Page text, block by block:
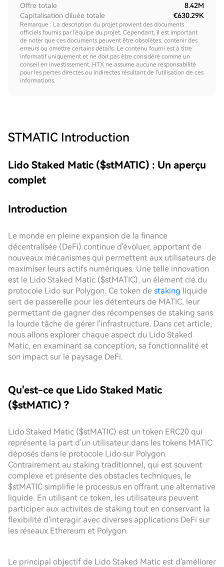
Offre totale
8.42M
Capitalisation diluée totale
€630.29K
Remarque : La description du projet provient des documents
officiels fournis par l'équipe du projet. Cependant, il est important
de noter que ces documents peuvent être obsolètes, contenir des
erreurs ou omettre certains détails. Le contenu fourni est à titre
informatif uniquement et ne doit pas être considéré comme un
conseil en investissement. HTX ne assume aucune responsabilité
pour les pertes directes ou indirectes résultant de l'utilisation de ces
informations.
STMATIC Introduction
Lido Staked Matic ($stMATIC) : Un aperçu
complet
Introduction
Le monde en pleine expansion de la finance
décentralisée (DeFi) continue d'évoluer, apportant de
nouveaux mécanismes qui permettent aux utilisateurs de
maximiser leurs actifs numériques. Une telle innovation
est le Lido Staked Matic ($stMATIC), un élément clé du
protocole Lido sur Polygon. Ce token de staking liquide
sert de passerelle pour les détenteurs de MATIC, leur
permettant de gagner des récompenses de staking sans
la lourde tâche de gérer l'infrastructure. Dans cet article,
nous allons explorer chaque aspect du Lido Staked
Matic, en examinant sa conception, sa fonctionnalité et
son impact sur le paysage DeFi.
Qu'est-ce que Lido Staked Matic
($stMATIC) ?
Lido Staked Matic ($stMATIC) est un token ERC20 qui
représente la part d'un utilisateur dans les tokens MATIC
déposés dans le protocole Lido sur Polygon.
Contrairement au staking traditionnel, qui est souvent
complexe et présente des obstacles techniques, le
$stMATIC simplifie le processus en offrant une alternative
liquide. En utilisant ce token, les utilisateurs peuvent
participer aux activités de staking tout en conservant la
flexibilité d'interagir avec diverses applications DeFi sur
les réseaux Ethereum et Polygon.
Le principal objectif de Lido Staked Matic est d'améliorer